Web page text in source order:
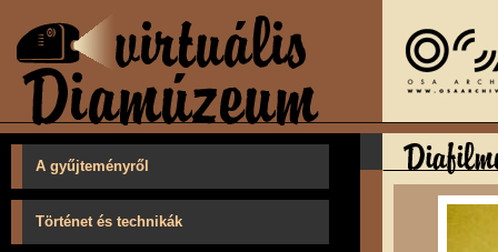
A gyűjteményről
Történet és technikák